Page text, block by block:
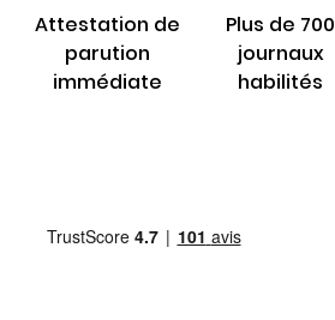
Attestation de
parution
immédiate
Plus de 700
journaux
habilités